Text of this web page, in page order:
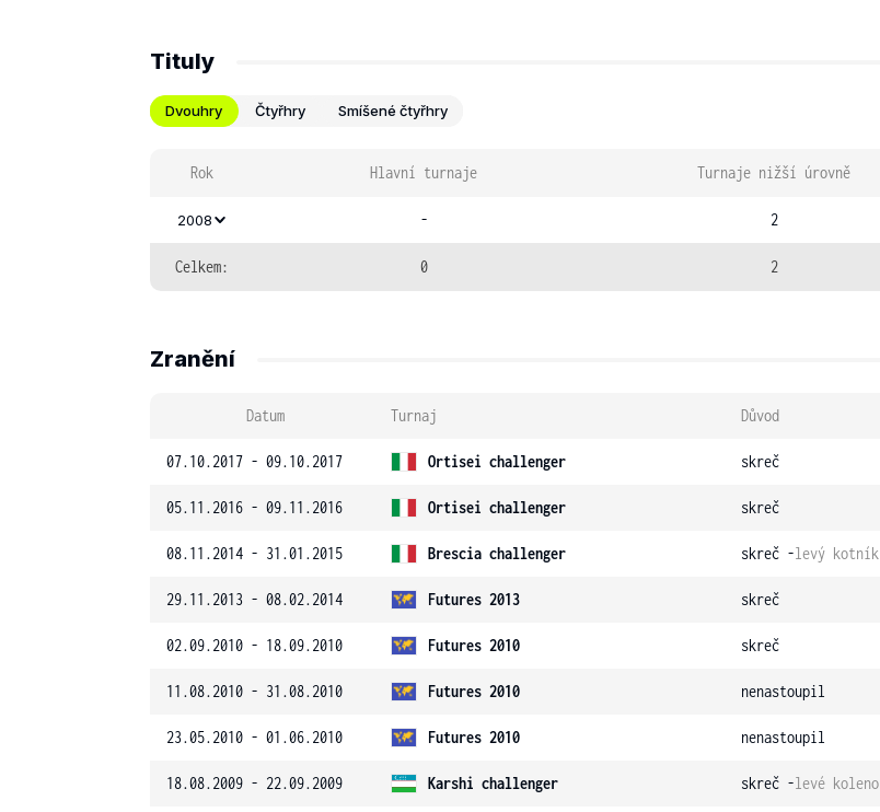
Tituly
Dvouhry Čtyřhry Smíšené čtyřhry
Rok Hlavní turnaje Turnaje nižší úrovně
2008 - 2
Celkem: 0 2
Zranění
Datum Turnaj Důvod
07.10.2017 - 09.10.2017 Ortisei challenger skreč
05.11.2016 - 09.11.2016 Ortisei challenger skreč
08.11.2014 - 31.01.2015 Brescia challenger skreč -levý kotník
29.11.2013 - 08.02.2014 Futures 2013 skreč
02.09.2010 - 18.09.2010 Futures 2010 skreč
11.08.2010 - 31.08.2010 Futures 2010 nenastoupil
23.05.2010 - 01.06.2010 Futures 2010 nenastoupil
18.08.2009 - 22.09.2009 Karshi challenger skreč -levé koleno